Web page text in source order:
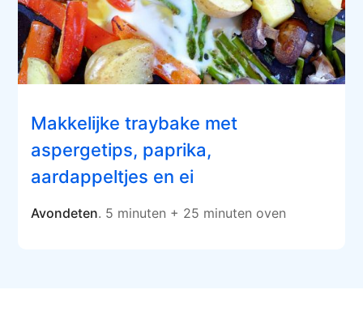
Makkelijke traybake met
aspergetips, paprika,
aardappeltjes en ei
Avondeten. 5 minuten + 25 minuten oven